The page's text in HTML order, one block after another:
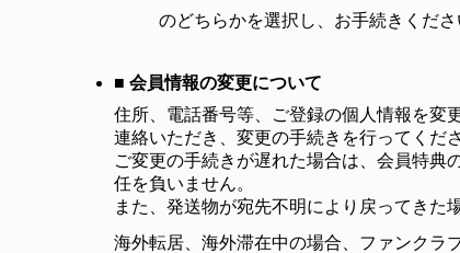
のどちらかを選択し、お手続きくださ
■ 会員情報の変更について
住所、電話番号等、ご登録の個人情報を変
連絡いただき、変更の手続きを行ってくださ
ご変更の手続きが遅れた場合は、会員特典
任を負いません。
また、発送物が宛先不明により戻ってきた
海外転居、海外滞在中の場合、ファンクラ